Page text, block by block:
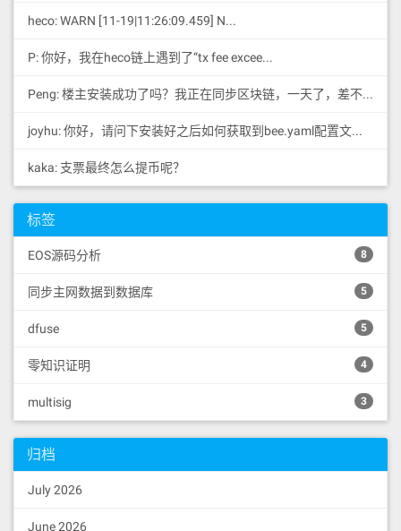
heco: WARN [11-19|11:26:09.459] N...
P: 你好，我在heco链上遇到了“tx fee excee...
Peng: 楼主安装成功了吗？我正在同步区块链，一天了，差不多才同...
joyhu: 你好，请问下安装好之后如何获取到bee.yaml配置文...
kaka: 支票最终怎么提币呢？
标签
EOS源码分析 8
同步主网数据到数据库 5
dfuse 5
零知识证明 4
multisig 3
归档
July 2026
June 2026